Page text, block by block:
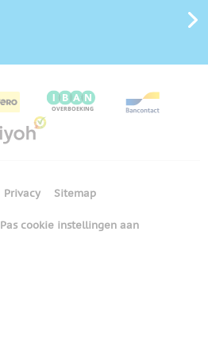
Privacy Sitemap
Pas cookie instellingen aan